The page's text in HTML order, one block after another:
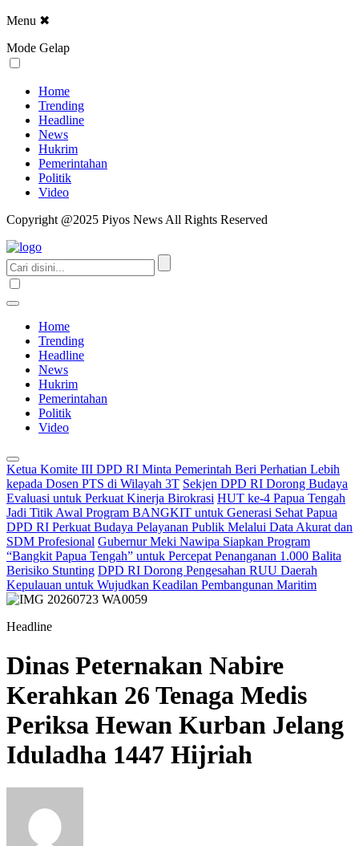
Menu ✖
Mode Gelap
Home
Trending
Headline
News
Hukrim
Pemerintahan
Politik
Video
Copyright @2025 Piyos News All Rights Reserved
Home
Trending
Headline
News
Hukrim
Pemerintahan
Politik
Video
Ketua Komite III DPD RI Minta Pemerintah Beri Perhatian Lebih
kepada Dosen PTS di Wilayah 3T Sekjen DPD RI Dorong Budaya
Evaluasi untuk Perkuat Kinerja Birokrasi HUT ke-4 Papua Tengah
Jadi Titik Awal Program BANGKIT untuk Generasi Sehat Papua
DPD RI Perkuat Budaya Pelayanan Publik Melalui Data Akurat dan
SDM Profesional Gubernur Meki Nawipa Siapkan Program
“Bangkit Papua Tengah” untuk Percepat Penanganan 1.000 Balita
Berisiko Stunting DPD RI Dorong Pengesahan RUU Daerah
Kepulauan untuk Wujudkan Keadilan Pembangunan Maritim
Headline
Dinas Peternakan Nabire
Kerahkan 26 Tenaga Medis
Periksa Hewan Kurban Jelang
Iduladha 1447 Hijriah